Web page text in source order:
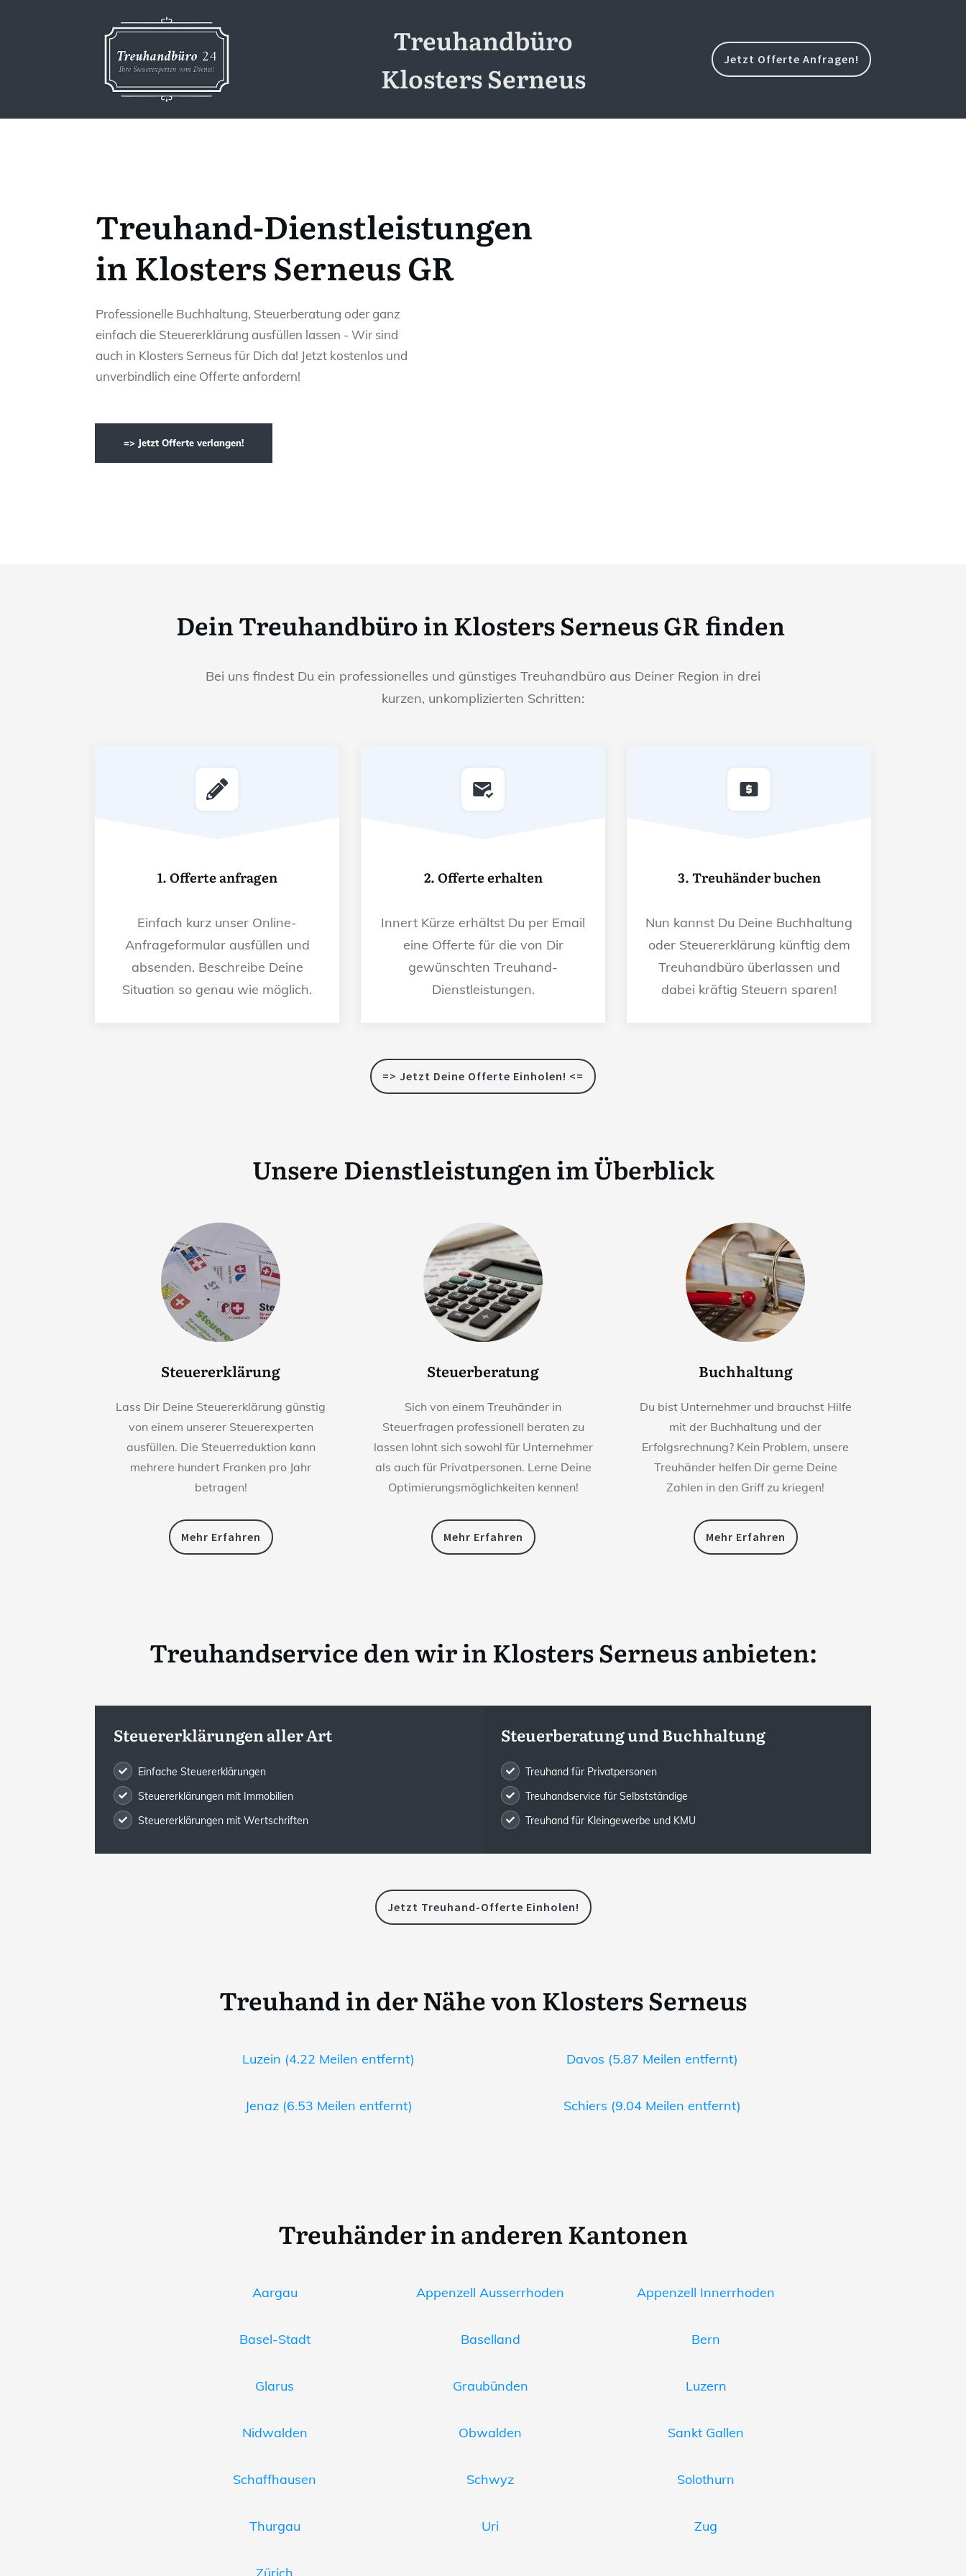
Treuhandbüro
Klosters Serneus
Jetzt Offerte Anfragen!
Treuhand-Dienstleistungen
in Klosters Serneus GR
Professionelle Buchhaltung, Steuerberatung oder ganz
einfach die Steuererklärung ausfüllen lassen - Wir sind
auch in Klosters Serneus für Dich da! Jetzt kostenlos und
unverbindlich eine Offerte anfordern!
=> Jetzt Offerte verlangen!
Dein Treuhandbüro in Klosters Serneus GR finden
Bei uns findest Du ein professionelles und günstiges Treuhandbüro aus Deiner Region in drei
kurzen, unkomplizierten Schritten:
1. Offerte anfragen
Einfach kurz unser Online-
Anfrageformular ausfüllen und
absenden. Beschreibe Deine
Situation so genau wie möglich.
2. Offerte erhalten
Innert Kürze erhältst Du per Email
eine Offerte für die von Dir
gewünschten Treuhand-
Dienstleistungen.
3. Treuhänder buchen
Nun kannst Du Deine Buchhaltung
oder Steuererklärung künftig dem
Treuhandbüro überlassen und
dabei kräftig Steuern sparen!
=> Jetzt Deine Offerte Einholen! <=
Unsere Dienstleistungen im Überblick
Steuererklärung
Lass Dir Deine Steuererklärung günstig
von einem unserer Steuerexperten
ausfüllen. Die Steuerreduktion kann
mehrere hundert Franken pro Jahr
betragen!
Mehr Erfahren
Steuerberatung
Sich von einem Treuhänder in
Steuerfragen professionell beraten zu
lassen lohnt sich sowohl für Unternehmer
als auch für Privatpersonen. Lerne Deine
Optimierungsmöglichkeiten kennen!
Mehr Erfahren
Buchhaltung
Du bist Unternehmer und brauchst Hilfe
mit der Buchhaltung und der
Erfolgsrechnung? Kein Problem, unsere
Treuhänder helfen Dir gerne Deine
Zahlen in den Griff zu kriegen!
Mehr Erfahren
Treuhandservice den wir inKlosters Serneus anbieten:
Steuererklärungen aller Art
Einfache Steuererklärungen
Steuererklärungen mit Immobilien
Steuererklärungen mit Wertschriften
Steuerberatung und Buchhaltung
Treuhand für Privatpersonen
Treuhandservice für Selbstständige
Treuhand für Kleingewerbe und KMU
Jetzt Treuhand-Offerte Einholen!
Treuhand in der Nähe von Klosters Serneus
Luzein (4.22 Meilen entfernt) Davos (5.87 Meilen entfernt)
Jenaz (6.53 Meilen entfernt) Schiers (9.04 Meilen entfernt)
Treuhänder in anderen Kantonen
Aargau Appenzell Ausserrhoden Appenzell Innerrhoden
Basel-Stadt Baselland Bern
Glarus Graubünden Luzern
Nidwalden Obwalden Sankt Gallen
Schaffhausen Schwyz Solothurn
Thurgau Uri Zug